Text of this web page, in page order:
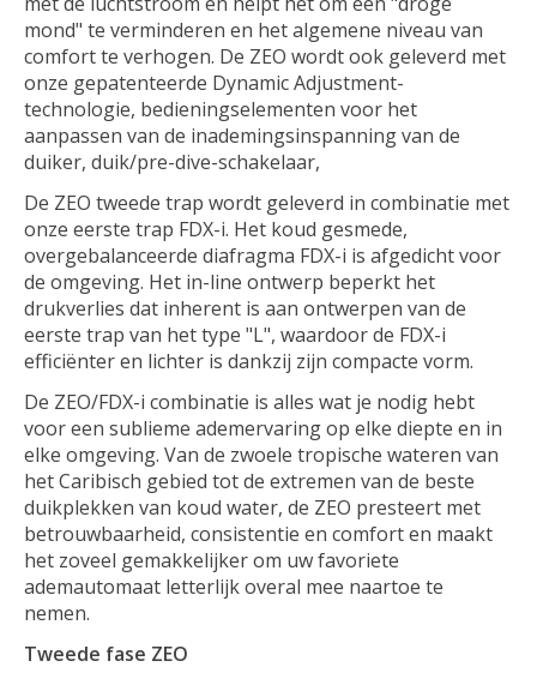
mond" te verminderen en het algemene niveau van
comfort te verhogen. De ZEO wordt ook geleverd met
onze gepatenteerde Dynamic Adjustment-
technologie, bedieningselementen voor het
aanpassen van de inademingsinspanning van de
duiker, duik/pre-dive-schakelaar,
De ZEO tweede trap wordt geleverd in combinatie met
onze eerste trap FDX-i. Het koud gesmede,
overgebalanceerde diafragma FDX-i is afgedicht voor
de omgeving. Het in-line ontwerp beperkt het
drukverlies dat inherent is aan ontwerpen van de
eerste trap van het type "L", waardoor de FDX-i
efficiënter en lichter is dankzij zijn compacte vorm.
De ZEO/FDX-i combinatie is alles wat je nodig hebt
voor een sublieme ademervaring op elke diepte en in
elke omgeving. Van de zwoele tropische wateren van
het Caribisch gebied tot de extremen van de beste
duikplekken van koud water, de ZEO presteert met
betrouwbaarheid, consistentie en comfort en maakt
het zoveel gemakkelijker om uw favoriete
ademautomaat letterlijk overal mee naartoe te
nemen.
Tweede fase ZEO